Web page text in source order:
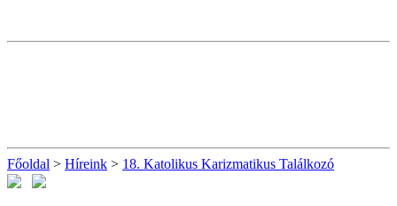
Főoldal > Híreink > 18. Katolikus Karizmatikus Találkozó